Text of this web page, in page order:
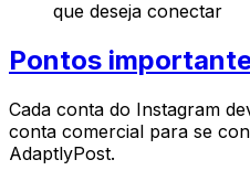
que deseja conectar
Pontos
Cada conta do Instagram
conta comercial para se
AdaptlyPost.